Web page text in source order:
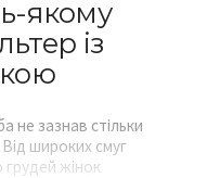
якому
із
не зазнав стільки
Від широких смуг
жінок